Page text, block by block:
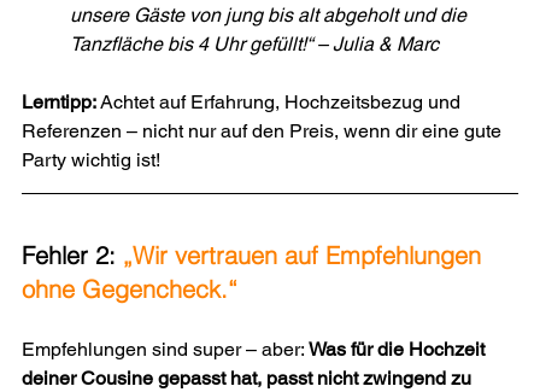
unsere Gäste von jung bis alt abgeholt und die
Tanzfläche bis 4 Uhr gefüllt!“ – Julia & Marc
Lerntipp: Achtet auf Erfahrung, Hochzeitsbezug und
Referenzen – nicht nur auf den Preis, wenn dir eine gute
Party wichtig ist!
Fehler 2: „Wir vertrauen auf Empfehlungen
ohne Gegencheck.“
Empfehlungen sind super – aber: Was für die Hochzeit
deiner Cousine gepasst hat, passt nicht zwingend zu